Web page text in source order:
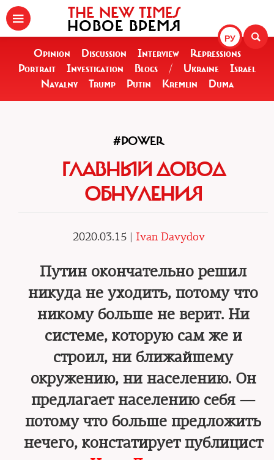
РУ
THE NEW TIMES
НОВОЕ ВРЕМЯ
Opinion Discussion Interview
Repressions
Portrait
Investigation Blogs / Ukraine
Israel
Navalny
Trump Putin Kremlin Duma
#POWER
ГЛАВНЫЙ ДОВОД
ОБНУЛЕНИЯ
2020.03.15 | Ivan Davydov
Путин окончательно решил
никуда не уходить, потому что
никому больше не верит. Ни
системе, которую сам же и
строил, ни ближайшему
окружению, ни населению. Он
предлагает населению себя —
потому что больше предложить
нечего, констатирует публицист